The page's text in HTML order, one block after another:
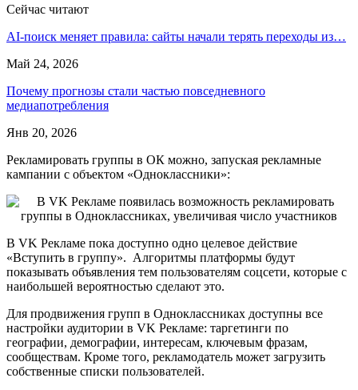
Сейчас читают
AI-поиск меняет правила: сайты начали терять переходы из…
Май 24, 2026
Почему прогнозы стали частью повседневного
медиапотребления
Янв 20, 2026
Рекламировать группы в ОК можно, запуская рекламные
кампании с объектом «Одноклассники»:
В VK Рекламе пока доступно одно целевое действие
«Вступить в группу». Алгоритмы платформы будут
показывать объявления тем пользователям соцсети, которые с
наибольшей вероятностью сделают это.
Для продвижения групп в Одноклассниках доступны все
настройки аудитории в VK Рекламе: таргетинги по
географии, демографии, интересам, ключевым фразам,
сообществам. Кроме того, рекламодатель может загрузить
собственные списки пользователей.